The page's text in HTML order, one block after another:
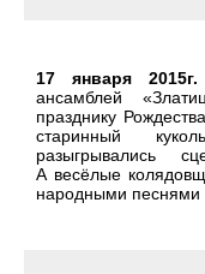
17 января 2015г.
ансамблей
празднику
старинный
разыгрывались
А весёлые
народными песнями